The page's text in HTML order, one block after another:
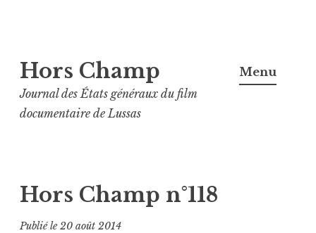
au
contenu
principal
Hors Champ
Journal des États généraux du film
documentaire de Lussas
Menu
Hors Champ n°118
Publié le20 août 2014